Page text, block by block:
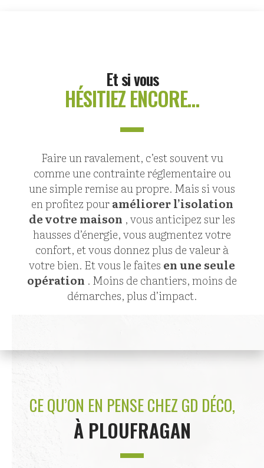
Et si vous
HÉSITIEZ ENCORE…
Faire un ravalement, c’est souvent vu
comme une contrainte réglementaire ou
une simple remise au propre. Mais si vous
en profitez pouraméliorer l’isolation
de votre maison , vous anticipez sur les
hausses d’énergie, vous augmentez votre
confort, et vous donnez plus de valeur à
votre bien. Et vous le faites en une seule
opération . Moins de chantiers, moins de
démarches, plus d’impact.
CE QU’ON EN PENSE CHEZ GD DÉCO,
À PLOUFRAGAN